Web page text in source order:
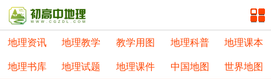
地理资讯 地理教学 教学用图 地理科普 地理课本
地理书库 地理试题 地理课件 中国地图 世界地图